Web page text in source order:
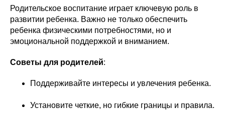
Родительское воспитание играет ключевую роль в
развитии ребенка. Важно не только обеспечить
ребенка физическими потребностями, но и
эмоциональной поддержкой и вниманием.
Советы для родителей:
Поддерживайте интересы и увлечения ребенка.
Установите четкие, но гибкие границы и правила.